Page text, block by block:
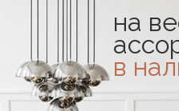
на
в